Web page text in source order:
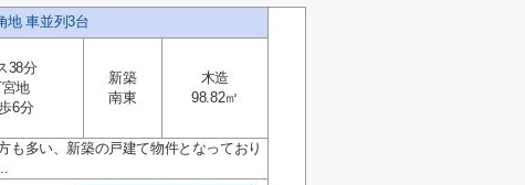
地 車並列3台
38分
地
6分
新築
南東
木造
98.82㎡
も多い、新築の戸建て物件となっており